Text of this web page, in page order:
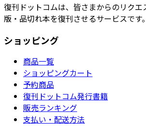
復刊ドットコムは、皆さまからのリクエ
版・品切れ本を復刊させるサービスです。
ショッピング
商品一覧
ショッピングカート
予約商品
復刊ドットコム発行書籍
販売ランキング
支払い・配送方法